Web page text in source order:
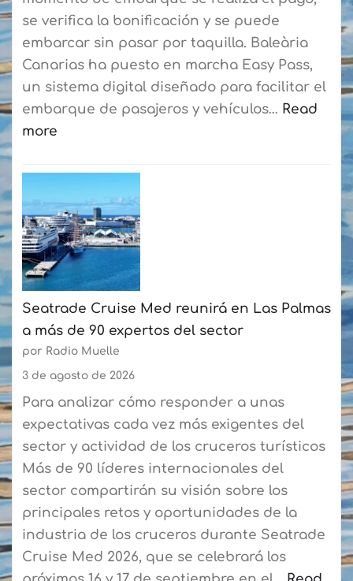
Botes
consolidan
su
curso
de
verano
más
50
participantes
cada
semana
se verifica la bonificación y se puede
embarcar sin pasar por taquilla. Baleària
Canarias ha puesto en marcha Easy Pass,
un sistema digital diseñado para facilitar el
embarque de pasajeros y vehículos… Read
more
Baleària
estrena
un
sistema
digital
en
la
ruta
Playa
Blanca-
Corralejo
para
agilizar
el
embarque
a
los
residentes
Seatrade Cruise Med reunirá en Las Palmas
a más de 90 expertos del sector
por Radio Muelle
3 de agosto de 2026
Para analizar cómo responder a unas
expectativas cada vez más exigentes del
sector y actividad de los cruceros turísticos
Más de 90 líderes internacionales del
sector compartirán su visión sobre los
principales retos y oportunidades de la
industria de los cruceros durante Seatrade
Cruise Med 2026, que se celebrará los